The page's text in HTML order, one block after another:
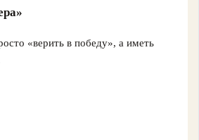
«верить в победу», а иметь